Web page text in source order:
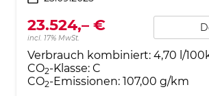
23.524,– €
incl. 17% MwSt.
Verbrauch kombiniert: 4,70 l/
CO2-Klasse: C
CO2-Emissionen: 107,00 g/km